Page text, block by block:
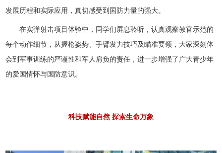
发展历程和实际应用，真切感受到国防力量的强大。
在实弹射击项目体验中，同学们屏息聆听，认真观察教官示范的
每个动作细节，从握枪姿势、手臂发力技巧及瞄准要领，大家深刻体
会到军事训练的严谨性和军人肩负的责任，进一步增强了广大青少年
的爱国情怀与国防意识。
科技赋能自然 探索生命万象